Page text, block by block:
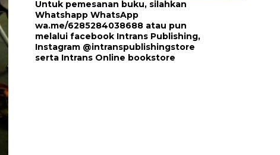
Untuk pemesanan buku, silahkan
Whatshapp WhatsApp
wa.me/6285284038688 atau pun
melalui facebook Intrans Publishing,
Instagram @intranspublishingstore
serta Intrans Online bookstore